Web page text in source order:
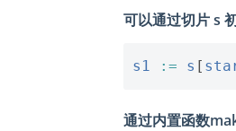
可以通过切片 s
s1 := s [
通过内置函数